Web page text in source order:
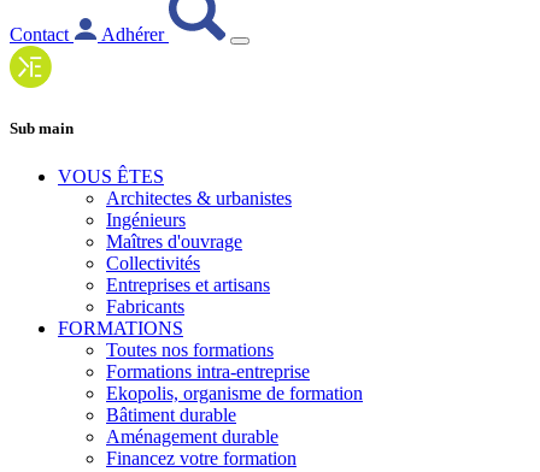
Contact Adhérer
Sub main
VOUS ÊTES
Architectes & urbanistes
Ingénieurs
Maîtres d'ouvrage
Collectivités
Entreprises et artisans
Fabricants
FORMATIONS
Toutes nos formations
Formations intra-entreprise
Ekopolis, organisme de formation
Bâtiment durable
Aménagement durable
Financez votre formation